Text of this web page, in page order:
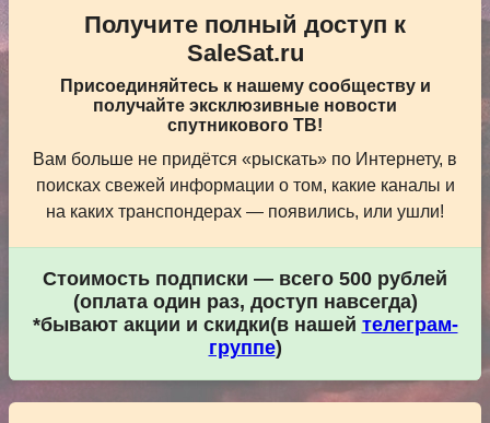
Получите полный доступ к
SaleSat.ru
Присоединяйтесь к нашему сообществу и
получайте эксклюзивные новости
спутникового ТВ!
Вам больше не придётся «рыскать» по Интернету, в
поисках свежей информации о том, какие каналы и
на каких транспондерах — появились, или ушли!
Стоимость подписки — всего 500 рублей
(оплата один раз, доступ навсегда)
*бывают акции и скидки(в нашей телеграм-
группе)